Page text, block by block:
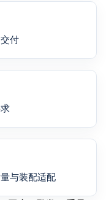
付
与装配适配